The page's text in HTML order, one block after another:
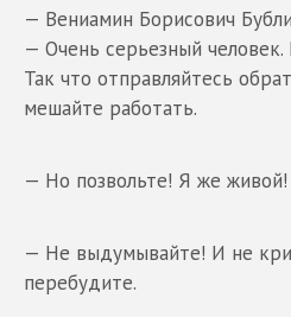
— Вениамин Борисович
— Очень серьезный
Так что отправляйтесь
мешайте работать.
— Но позвольте! Я же живой!
— Не выдумывайте! И не
перебудите.